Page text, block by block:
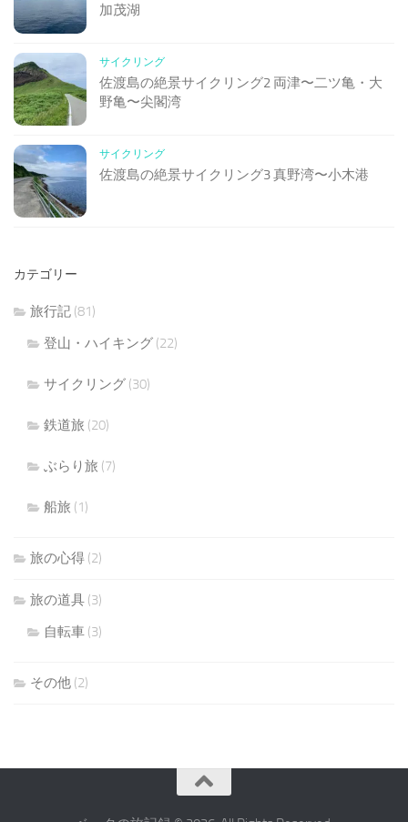
加茂湖
サイクリング
佐渡島の絶景サイクリング2 両津〜二ツ亀・大
野亀〜尖閣湾
サイクリング
佐渡島の絶景サイクリング3 真野湾〜小木港
カテゴリー
旅行記 (81)
登山・ハイキング (22)
サイクリング (30)
鉄道旅 (20)
ぶらり旅 (7)
船旅 (1)
旅の心得 (2)
旅の道具 (3)
自転車 (3)
その他 (2)